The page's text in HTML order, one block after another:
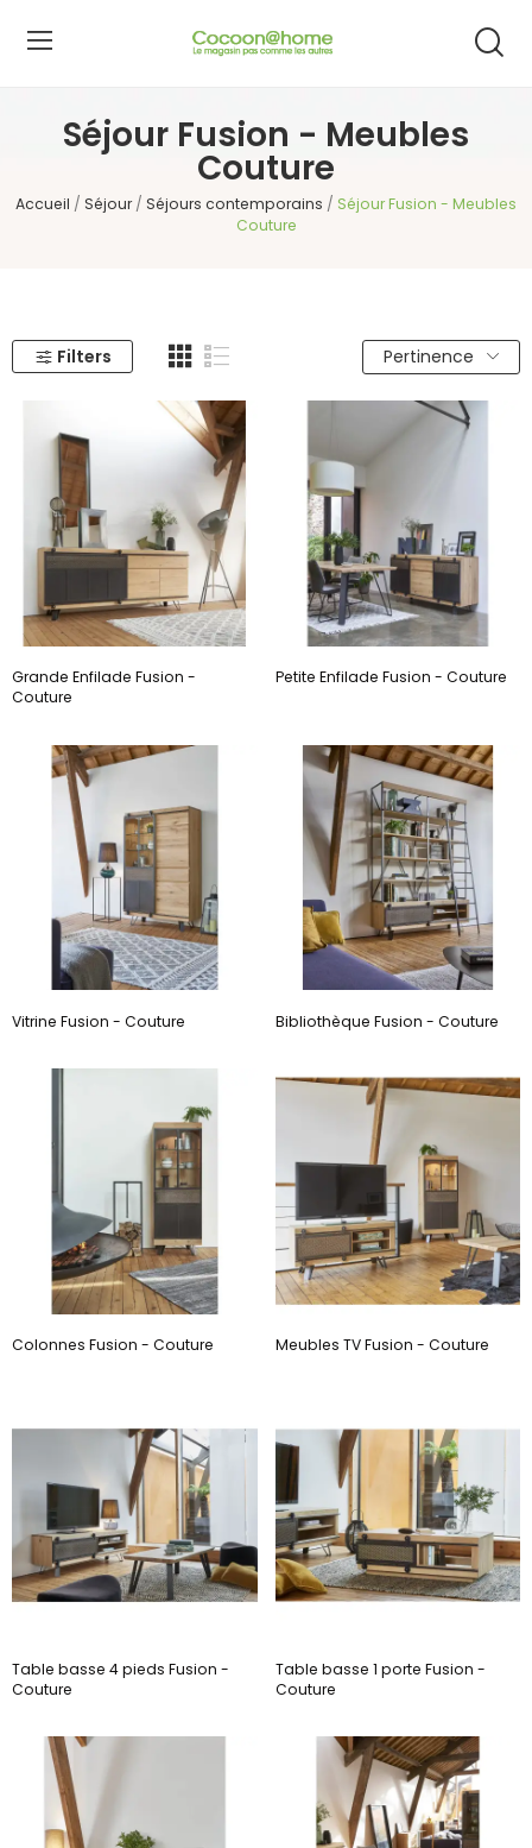
Séjour Fusion - Meubles
Couture
Accueil Séjour Séjours contemporains
Séjour Fusion - Meubles
Couture
Filters Pertinence
Grande Enfilade Fusion -
Couture
Petite Enfilade Fusion - Couture
Vitrine Fusion - Couture Bibliothèque Fusion - Couture
Colonnes Fusion - Couture Meubles TV Fusion - Couture
Table basse 4 pieds Fusion -
Couture
Table basse 1 porte Fusion -
Couture